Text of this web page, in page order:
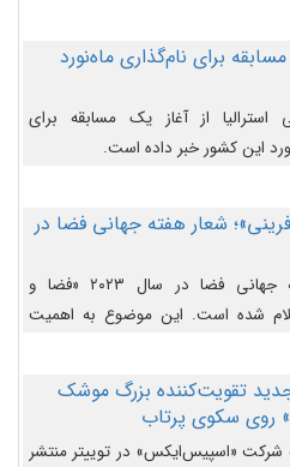
از پیش تعیین‌شده کند و سپس با یک
موفقیت از آن جدا شود.
برای نام‌گذاری ماه‌نورد
استرالیا از آغاز یک مسابقه برای
این کشور خبر داده است.
شعار هفته جهانی فضا در
موضوع هفته جهانی فضا در سال ۲۰۲۳ «فضا و
شده است. این موضوع به اهمیت
در حوزه فضایی و مزایای جدیدی که
حوزه ایجاد می‌کنند، می‌پردازد.
تقویت‌کننده بزرگ موشک
روی سکوی پرتاب
«اسپیس‌ایکس» در توییتر منتشر